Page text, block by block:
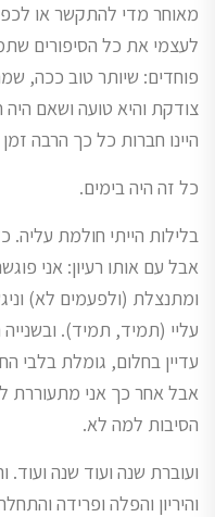
מאוחר מדי להתקשר או
לעצמי את כל הסיפורים
פוחדים: שיותר טוב ככה,
צודקת והיא טועה ושאם
היינו חברות כל כך הרבה
כל זה היה בימים.
בלילות הייתי חולמת
אבל עם אותו רעיון: אני
ומתנצלת (ולפעמים לא)
עליי (תמיד, תמיד).
עדיין בחלום, גומלת
אבל אחר כך אני מתעוררת
הסיבות למה לא.
ועוברת שנה ועוד שנה
והיריון והפלה ופרידה